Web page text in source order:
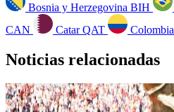
Bosnia y Herzegovina BIH
CAN
CatarQAT Colombia
Noticias relacionadas